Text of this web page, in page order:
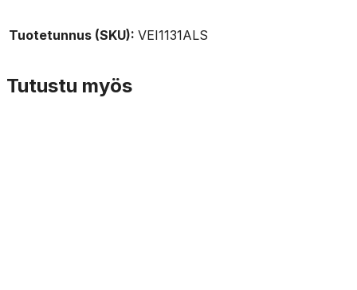
Tuotetunnus (SKU): VEI1131ALS
Tutustu myös